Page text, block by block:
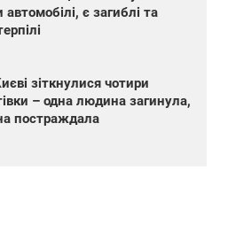
автомобілі, є загиблі та
зіткнулися чотири
– одна людина загинула,
постраждала